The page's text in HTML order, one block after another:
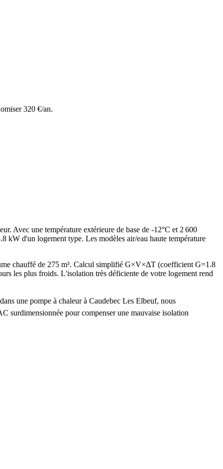
320 €/an.
Avec une température extérieure de base de -12°C et 2 600
kW d'un logement type. Les modèles air/eau haute température
chauffé de 275 m³. Calcul simplifié G×V×ΔT (coefficient G=1.8
les plus froids. L'isolation très déficiente de votre logement rend
une pompe à chaleur à Caudebec Les Elbeuf, nous
surdimensionnée pour compenser une mauvaise isolation